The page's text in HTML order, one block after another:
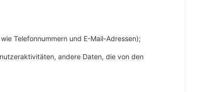
Telefonnummern und E-Mail-Adressen);
andere Daten, die von den